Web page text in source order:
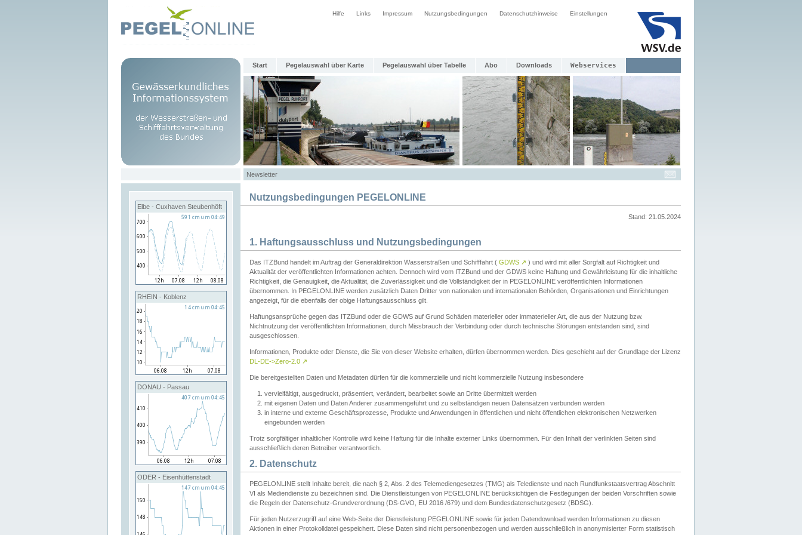
Hilfe Links Impressum Nutzungsbedingungen Datenschutzhinweise Einstellungen
Start Pegelauswahl über Karte Pegelauswahl über Tabelle Abo Downloads Webservices
Newsletter
Elbe - Cuxhaven Steubenhöft
RHEIN - Koblenz
DONAU - Passau
ODER - Eisenhüttenstadt
Nutzungsbedingungen PEGELONLINE
Stand: 21.05.2024
1. Haftungsausschluss und Nutzungsbedingungen
Das ITZBund handelt im Auftrag der Generaldirektion Wasserstraßen und Schifffahrt ( GDWS ↗ ) und wird mit aller Sorgfalt auf Richtigkeit und
Aktualität der veröffentlichten Informationen achten. Dennoch wird vom ITZBund und der GDWS keine Haftung und Gewährleistung für die inhaltliche
Richtigkeit, die Genauigkeit, die Aktualität, die Zuverlässigkeit und die Vollständigkeit der in PEGELONLINE veröffentlichten Informationen
übernommen. In PEGELONLINE werden zusätzlich Daten Dritter von nationalen und internationalen Behörden, Organisationen und Einrichtungen
angezeigt, für die ebenfalls der obige Haftungsausschluss gilt.
Haftungsansprüche gegen das ITZBund oder die GDWS auf Grund Schäden materieller oder immaterieller Art, die aus der Nutzung bzw.
Nichtnutzung der veröffentlichten Informationen, durch Missbrauch der Verbindung oder durch technische Störungen entstanden sind, sind
ausgeschlossen.
Informationen, Produkte oder Dienste, die Sie von dieser Website erhalten, dürfen übernommen werden. Dies geschieht auf der Grundlage der Lizenz
DL-DE->Zero-2.0 ↗
Die bereitgestellten Daten und Metadaten dürfen für die kommerzielle und nicht kommerzielle Nutzung insbesondere
vervielfältigt, ausgedruckt, präsentiert, verändert, bearbeitet sowie an Dritte übermittelt werden
mit eigenen Daten und Daten Anderer zusammengeführt und zu selbständigen neuen Datensätzen verbunden werden
in interne und externe Geschäftsprozesse, Produkte und Anwendungen in öffentlichen und nicht öffentlichen elektronischen Netzwerken
eingebunden werden
Trotz sorgfältiger inhaltlicher Kontrolle wird keine Haftung für die Inhalte externer Links übernommen. Für den Inhalt der verlinkten Seiten sind
ausschließlich deren Betreiber verantwortlich.
2. Datenschutz
PEGELONLINE stellt Inhalte bereit, die nach § 2, Abs. 2 des Telemediengesetzes (TMG) als Teledienste und nach Rundfunkstaatsvertrag Abschnitt
VI als Mediendienste zu bezeichnen sind. Die Dienstleistungen von PEGELONLINE berücksichtigen die Festlegungen der beiden Vorschriften sowie
die Regeln der Datenschutz-Grundverordnung (DS-GVO, EU 2016 /679) und dem Bundesdatenschutzgesetz (BDSG).
Für jeden Nutzerzugriff auf eine Web-Seite der Dienstleistung PEGELONLINE sowie für jeden Datendownload werden Informationen zu diesen
Aktionen in einer Protokolldatei gespeichert. Diese Daten sind nicht personenbezogen und werden ausschließlich in anonymisierter Form statistisch